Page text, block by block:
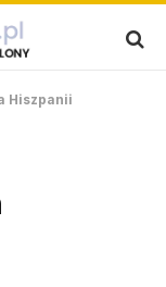
Hiszpanii